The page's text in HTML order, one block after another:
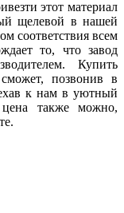
этот материал
щелевой в нашей
соответствия всем
то, что завод
Купить
позвонив в
к нам в уютный
также можно,